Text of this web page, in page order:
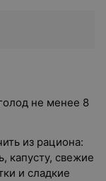
не менее 8
из рациона:
капусту, свежие
и сладкие